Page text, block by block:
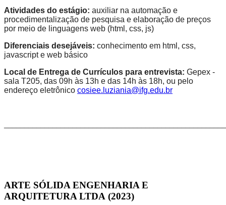
Atividades do estágio: auxiliar na automação e
procedimentalização de pesquisa e elaboração de preços
por meio de linguagens web (html, css, js)
Diferenciais desejáveis: conhecimento em html, css,
javascript e web básico
Local de Entrega de Currículos para entrevista: Gepex -
sala T205, das 09h às 13h e das 14h às 18h, ou pelo
endereço eletrônico cosiee.luziania@ifg.edu.br
ARTE SÓLIDA ENGENHARIA E
ARQUITETURA LTDA (2023)